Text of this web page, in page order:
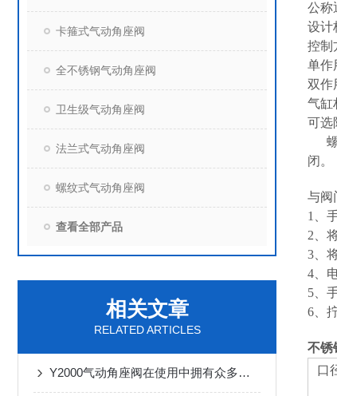
卡箍式气动角座阀
全不锈钢气动角座阀
卫生级气动角座阀
法兰式气动角座阀
螺纹式气动角座阀
查看全部产品
相关文章
RELATED ARTICLES
Y2000气动角座阀在使用中拥有众多特点
公称
设计
控制
单作
双作
气缸
可选
螺
闭。
与阀
1、
2、
3、
4、
5、
6、
不锈
口